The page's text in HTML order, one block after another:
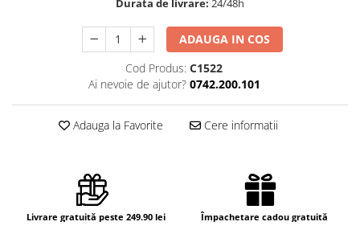
Durata de livrare: 24/48h
ADAUGA IN COS
Cod Produs: C1522
Ai nevoie de ajutor? 0742.200.101
Adauga la Favorite Cere informatii
Livrare gratuită peste 249.90 lei Împachetare cadou gratuită